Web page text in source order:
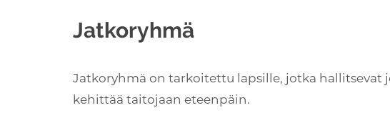
Jatkoryhmä
Jatkoryhmä on tarkoitettu lapsille, jotka hallitsevat
kehittää taitojaan eteenpäin.